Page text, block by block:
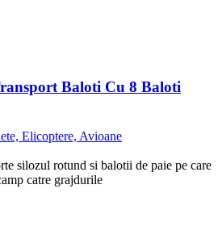
Baloti Cu 8 Baloti
Elicoptere, Avioane
silozul rotund si balotii de paie pe care
catre grajdurile